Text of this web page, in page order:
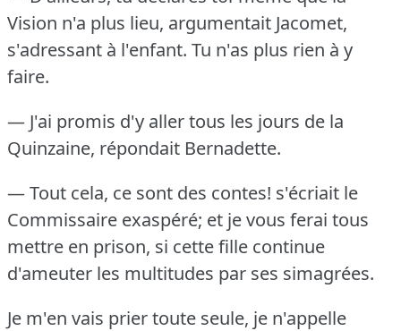
Vision n'a plus lieu, argumentait Jacomet,
s'adressant à l'enfant. Tu n'as plus rien à y
faire.
— J'ai promis d'y aller tous les jours de la
Quinzaine, répondait Bernadette.
— Tout cela, ce sont des contes! s'écriait le
Commissaire exaspéré; et je vous ferai tous
mettre en prison, si cette fille continue
d'ameuter les multitudes par ses simagrées.
Je m'en vais prier toute seule, je n'appelle